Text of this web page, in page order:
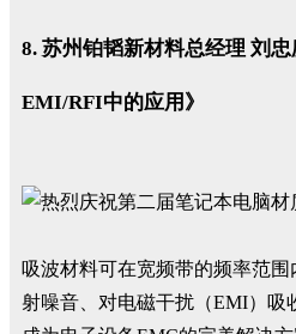
8. 苏州铂韬新材料总经理 刘
EMI/RFI中的应用》
吸波材料可在宽频带的频率范
射噪音、对电磁干扰（EMI）吸